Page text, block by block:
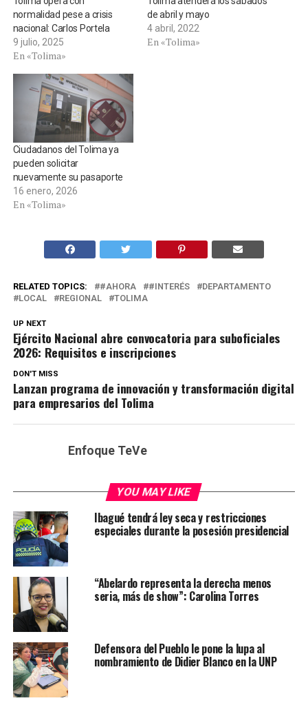
normalidad pese a crisis
nacional: Carlos Portela
9 julio, 2025
En «Tolima»
de abril y mayo
4 abril, 2022
En «Tolima»
Ciudadanos del Tolima ya
pueden solicitar
nuevamente su pasaporte
16 enero, 2026
En «Tolima»
RELATED TOPICS: #AHORA #INTERÉS
DEPARTAMENTO
LOCAL
REGIONAL TOLIMA
UP NEXT
Ejército Nacional abre convocatoria para suboficiales
2026: Requisitos e inscripciones
DON'T MISS
Lanzan programa de innovación y transformación digital
para empresarios del Tolima
Enfoque TeVe
YOU MAY LIKE
Ibagué tendrá ley seca y restricciones
especiales durante la posesión presidencial
“Abelardo representa la derecha menos
seria, más de show”: Carolina Torres
Defensora del Pueblo le pone la lupa al
nombramiento de Didier Blanco en la UNP